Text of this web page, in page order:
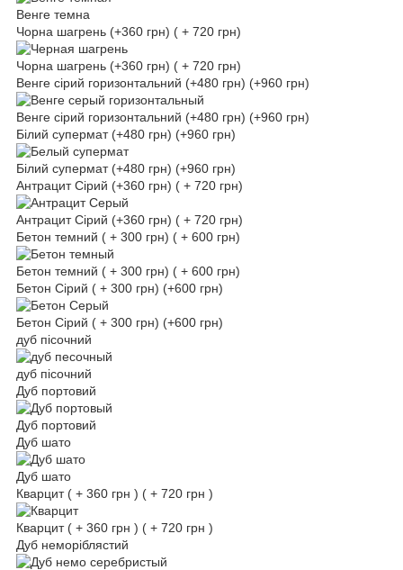
Венге темна
Чорна шагрень (+360 грн) ( + 720 грн)
Чорна шагрень (+360 грн) ( + 720 грн)
Венге сірий горизонтальний (+480 грн) (+960 грн)
Венге сірий горизонтальний (+480 грн) (+960 грн)
Білий супермат (+480 грн) (+960 грн)
Білий супермат (+480 грн) (+960 грн)
Антрацит Сірий (+360 грн) ( + 720 грн)
Антрацит Сірий (+360 грн) ( + 720 грн)
Бетон темний ( + 300 грн) ( + 600 грн)
Бетон темний ( + 300 грн) ( + 600 грн)
Бетон Сірий ( + 300 грн) (+600 грн)
Бетон Сірий ( + 300 грн) (+600 грн)
дуб пісочний
дуб пісочний
Дуб портовий
Дуб портовий
Дуб шато
Дуб шато
Кварцит ( + 360 грн ) ( + 720 грн )
Кварцит ( + 360 грн ) ( + 720 грн )
Дуб неморіблястий